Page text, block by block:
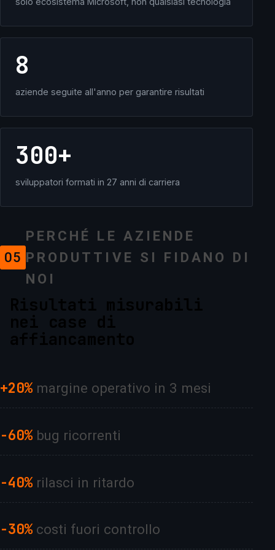
8
aziende seguite all'anno per garantire risultati
300+
sviluppatori formati in 27 anni di carriera
05
PERCHÉ LE AZIENDE
PRODUTTIVE SI FIDANO DI
NOI
+20% margine operativo in 3 mesi
-60% bug ricorrenti
-40% rilasci in ritardo
-30% costi fuori controllo